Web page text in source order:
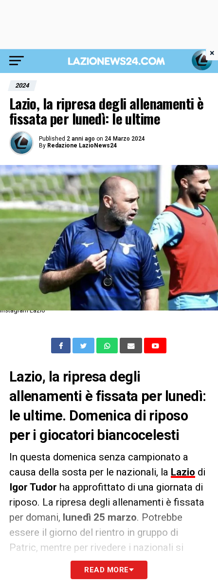
2024
Lazio, la ripresa degli allenamenti è
fissata per lunedì: le ultime
Published 2 anni ago on 24 Marzo 2024
By Redazione LazioNews24
Instagram Lazio
Lazio, la ripresa degli
allenamenti è fissata per lunedì:
le ultime. Domenica di riposo
per i giocatori biancocelesti
In questa domenica senza campionato a
causa della sosta per le nazionali, la Lazio di
Igor Tudor ha approfittato di una giornata di
riposo. La ripresa degli allenamenti è fissata
per domani, lunedì 25 marzo. Potrebbe
essere il giorno del rientro in gruppo di
Patric, mentre per rivedere i nazionali si
dovrà attendere martedì o mercoledì. Ancora
ai box Provedel, Pellegrini e Rovella.
READ MORE
×